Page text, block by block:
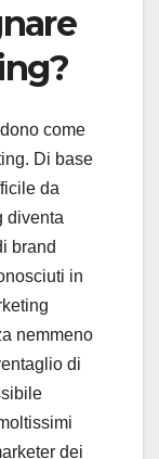
come
Di base
da
diventa
brand
in
nemmeno
di
dei